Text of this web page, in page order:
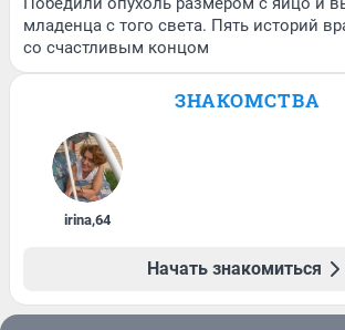
младенца с того света. Пять историй
со счастливым концом
ЗНАКОМСТВА
irina,64
Начать знакомиться